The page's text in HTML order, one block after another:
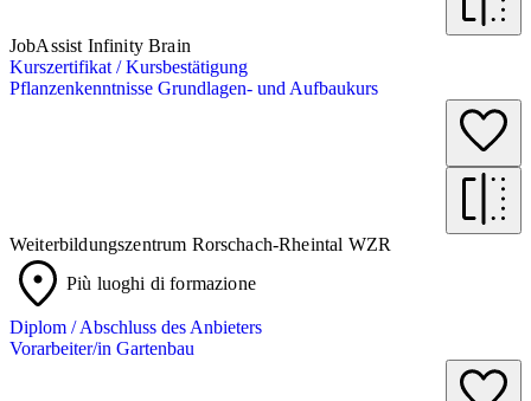
JobAssist Infinity Brain
Kurszertifikat / Kursbestätigung
Pflanzenkenntnisse Grundlagen- und Aufbaukurs
Weiterbildungszentrum Rorschach-Rheintal WZR
Più luoghi di formazione
Diplom / Abschluss des Anbieters
Vorarbeiter/in Gartenbau